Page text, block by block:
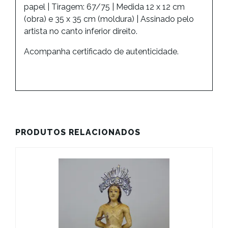
papel | Tiragem: 67/75 | Medida 12 x 12 cm
(obra) e 35 x 35 cm (moldura) | Assinado pelo
artista no canto inferior direito.
Acompanha certificado de autenticidade.
PRODUTOS RELACIONADOS